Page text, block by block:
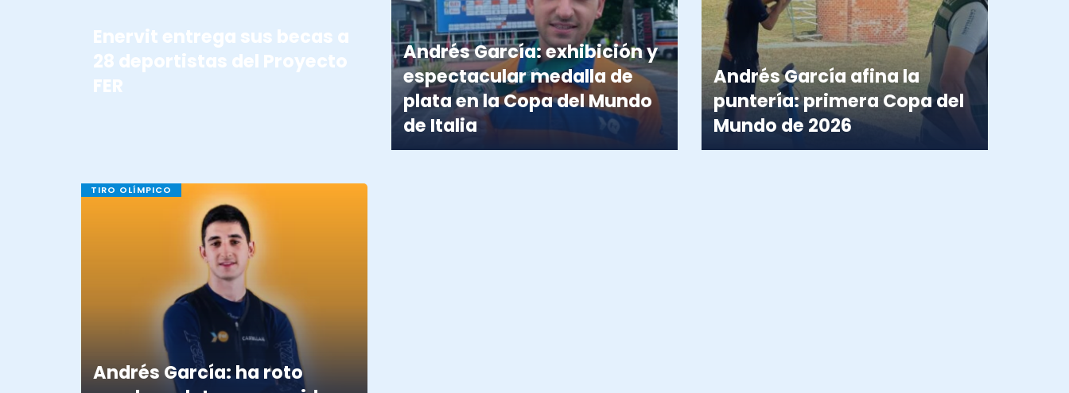
Enervit entrega sus becas a
28 deportistas del Proyecto
FER
Andrés García: exhibición y
espectacular medalla de
plata en la Copa del Mundo
de Italia
Andrés García afina la
puntería: primera Copa del
Mundo de 2026
TIRO OLÍMPICO
Andrés García: ha roto